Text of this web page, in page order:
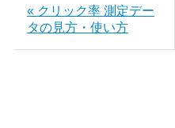
« クリック率 測定デー
タの見方・使い方